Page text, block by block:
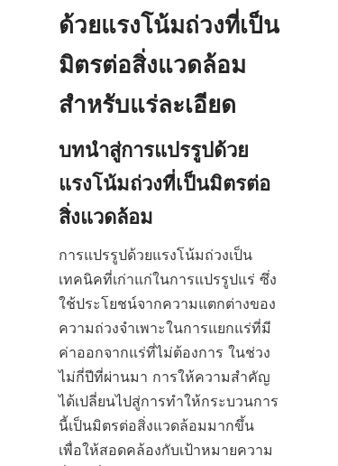
ด้วยแรงโน้มถ่วงที่เป็น
มิตรต่อสิ่งแวดล้อม
บทนำสู่การแปรรูปด้วย
แรงโน้มถ่วงที่เป็นมิตรต่อ
การแปรรูปด้วยแรงโน้มถ่วงเป็น
เทคนิคที่เก่าแก่ในการแปรรูปแร่ ซึ่ง
ใช้ประโยชน์จากความแตกต่างของ
ความถ่วงจำเพาะในการแยกแร่ที่มี
ค่าออกจากแร่ที่ไม่ต้องการ ในช่วง
ไม่กี่ปีที่ผ่านมา การให้ความสำคัญ
ได้เปลี่ยนไปสู่การทำให้กระบวนการ
นี้เป็นมิตรต่อสิ่งแวดล้อมมากขึ้น
เพื่อให้สอดคล้องกับเป้าหมายความ